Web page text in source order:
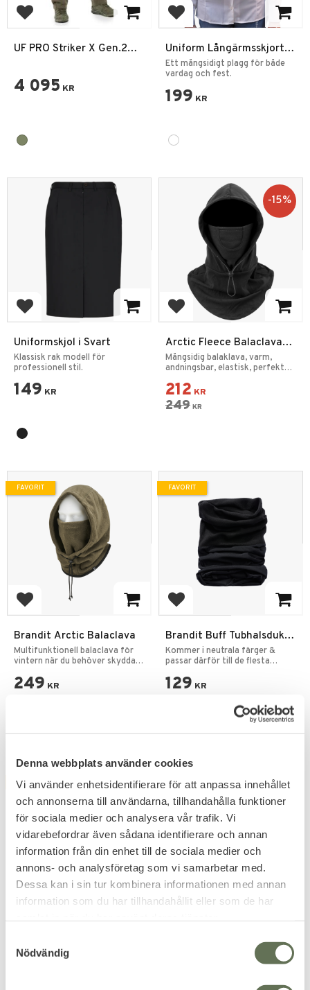
Denna webbplats använder cookies
Vi använder enhetsidentifierare för att anpassa innehållet
och annonserna till användarna, tillhandahålla funktioner
för sociala medier och analysera vår trafik. Vi
vidarebefordrar även sådana identifierare och annan
information från din enhet till de sociala medier och
annons- och analysföretag som vi samarbetar med.
Dessa kan i sin tur kombinera informationen med annan
information som du har tillhandahållit eller som de har
Nödvändig
Lägg till i favoriter
UF PRO Striker X Gen.2
4 095 KR
Lägg till i favoriter
Uniform Långärmsskjorta
Vit Dam
Ett mångsidigt plagg för både
vardag och fest.
199 KR
Lägg till i favoriter
Uniformskjol i Svart
Klassisk rak modell för
professionell stil.
149 KR
Lägg till i favoriter
Arctic Fleece Balaclava
Ski Mask Svart
Mångsidig balaklava, varm,
andningsbar, elastisk, perfekt
212 KR
249 KR
15%
Lägg till i favoriter
Brandit Arctic Balaclava
Multifunktionell balaclava för
vintern när du behöver skydda
249 KR
FAVORIT
Lägg till i favoriter
Brandit Buff Tubhalsduk
Multifunktion Fleece
Kommer i neutrala färger &
passar därför till de flesta
129 KR
FAVORIT
Lägg till i favoriter
30%
FAVORIT
Lägg till i favoriter
Vinter Parka med kviltat foder.
FAVORIT